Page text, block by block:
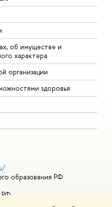
об имуществе и
характера
организации
здоровья
образования РФ
РФ